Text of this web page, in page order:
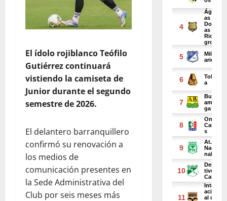
El ídolo rojiblanco Teófilo
Gutiérrez continuará
vistiendo la camiseta de
Junior durante el segundo
semestre de 2026.
El delantero barranquillero
confirmó su renovación a
los medios de
comunicación presentes en
la Sede Administrativa del
Club por seis meses más